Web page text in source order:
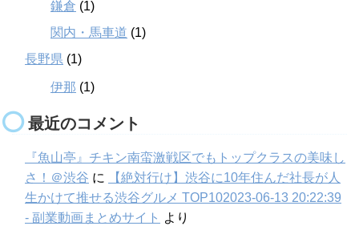
鎌倉 (1)
関内・馬車道 (1)
長野県 (1)
伊那 (1)
最近のコメント
『魚山亭』チキン南蛮激戦区でもトップクラスの美味し
さ！＠渋谷 に
【絶対行け】渋谷に10年住んだ社長が人
生かけて推せる渋谷グルメ TOP102023-06-13 20:22:39
- 副業動画まとめサイト より